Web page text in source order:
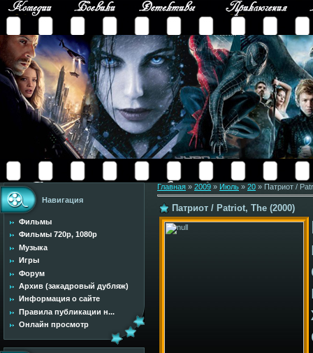
Навигация
Фильмы
Фильмы 720p, 1080p
Музыка
Игры
Форум
Архив (закадровый дубляж)
Информация о сайте
Правила публикации н...
Онлайн просмотр
Главная » 2009 » Июль » 20 » Патриот /
Патриот / Patriot, The (2000)